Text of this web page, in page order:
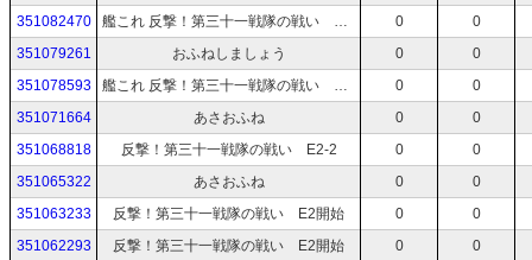
351082470
艦これ 反撃！第三十一戦隊の戦い E3開始 0
0
351079261
おふねしましょう 0
0
351078593
艦これ 反撃！第三十一戦隊の戦い E2-3装甲破砕まで終わらせたい週末 0
0
351071664
あさおふね 0
0
351068818
反撃！第三十一戦隊の戦い E2-2 0
0
351065322
あさおふね 0
0
351063233
反撃！第三十一戦隊の戦い E2開始 0
0
351062293
反撃！第三十一戦隊の戦い E2開始 0
0